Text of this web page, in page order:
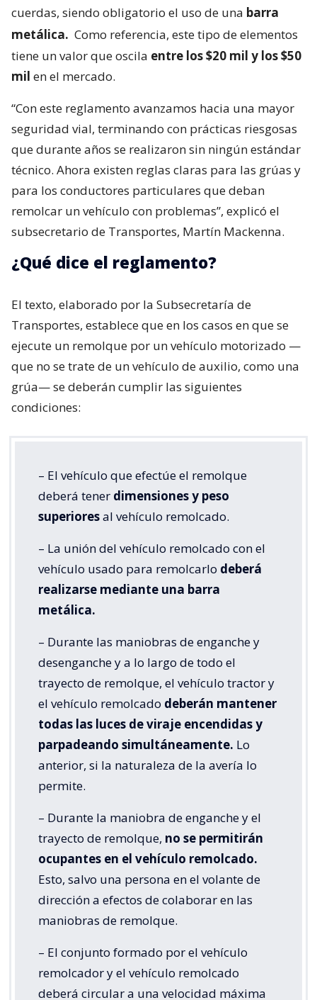
cuerdas, siendo obligatorio el uso de una barra
metálica. Como referencia, este tipo de elementos
tiene un valor que oscila entre los $20 mil y los $50
mil en el mercado.
“Con este reglamento avanzamos hacia una mayor
seguridad vial, terminando con prácticas riesgosas
que durante años se realizaron sin ningún estándar
técnico. Ahora existen reglas claras para las grúas y
para los conductores particulares que deban
remolcar un vehículo con problemas”, explicó el
subsecretario de Transportes, Martín Mackenna.
¿Qué dice el reglamento?
El texto, elaborado por la Subsecretaría de
Transportes, establece que en los casos en que se
ejecute un remolque por un vehículo motorizado —
que no se trate de un vehículo de auxilio, como una
grúa— se deberán cumplir las siguientes
condiciones:
– El vehículo que efectúe el remolque
deberá tener dimensiones y peso
superioresal vehículo remolcado.
– La unión del vehículo remolcado con el
vehículo usado para remolcarlo deberá
realizarse mediante una barra
metálica.
– Durante las maniobras de enganche y
desenganche y a lo largo de todo el
trayecto de remolque, el vehículo tractor y
el vehículo remolcado deberán mantener
todas las luces de viraje encendidas y
parpadeando simultáneamente. Lo
anterior, si la naturaleza de la avería lo
permite.
– Durante la maniobra de enganche y el
trayecto de remolque, no se permitirán
ocupantes en el vehículo remolcado.
Esto, salvo una persona en el volante de
dirección a efectos de colaborar en las
maniobras de remolque.
– El conjunto formado por el vehículo
remolcador y el vehículo remolcado
deberá circular a una velocidad máxima